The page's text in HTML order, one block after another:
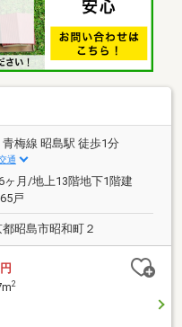
青梅線 昭島駅 徒歩1分
通
ヶ月/地上13階地下1階建
戸
昭島市昭和町２
2